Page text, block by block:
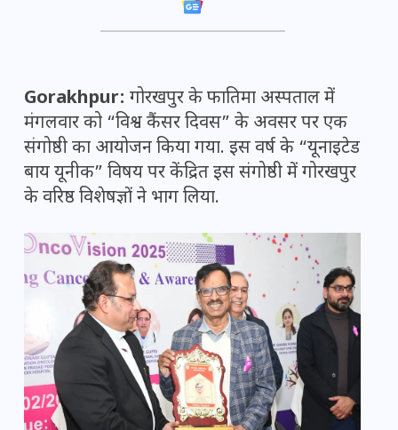
Gorakhpur: गोरखपुर के फातिमा अस्पताल में
मंगलवार को “विश्व कैंसर दिवस” के अवसर पर एक
संगोष्ठी का आयोजन किया गया. इस वर्ष के “यूनाइटेड
बाय यूनीक” विषय पर केंद्रित इस संगोष्ठी में गोरखपुर
के वरिष्ठ विशेषज्ञों ने भाग लिया.